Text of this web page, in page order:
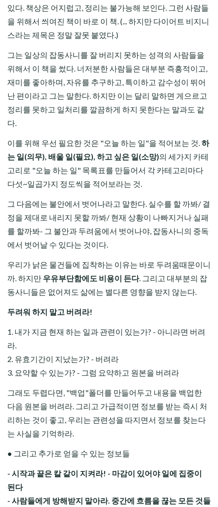
있다. 책상은 어지럽고, 정리는 불가능해 보인다. 그런 사람들
을 위해서 씌여진 책이 바로 이 책. (... 하지만 다이어트 비지니
스라는 제목은 정말 잘못 붙였다.)
그는 일상의 잡동사니를 잘 버리지 못하는 성격의 사람들을
위해서 이 책을 썼다. 너저분한 사람들은 대부분 즉흥적이고,
재미를 좋아하며, 자유를 추구하고, 특이하고 감수성이 뛰어
난 편이라고 그는 말한다. 하지만 이는 달리 말하면 게으르고
정리를 못하고 일처리를 깔끔하게 하지 못한다는 말과도 같
다.
이를 위해 우선 필요한 것은 "오늘 하는 일"을 적어보는 것.하
는 일(의무), 배울 일(필요), 하고 싶은 일(소망)의 세가지 카테
고리로 "오늘 하는 일" 목록표를 만들어서 각 카테고리마다
다섯~일곱가지 정도씩을 적어보라는 것.
그 다음에는 불안에서 벗어나라고 말한다. 실수를 할 까봐/ 결
정을 제대로 내리지 못할 까봐/ 현재 상황이 나빠지거나 실패
를 할까봐- 그 불안과 두려움에서 벗어나야, 잡동사니의 중독
에서 벗어날 수 있다는 것이다.
우리가 낡은 물건들에 집착하는 이유는 바로 두려움때문이니
까. 하지만 우유부단함에도 비용이 든다. 그리고 대부분의 잡
동사니들은 없어져도 삶에는 별다른 영향을 받지 않는다.
두려워 하지 말고 버려라!
1. 내가 지금 현재 하는 일과 관련이 있는가? - 아니라면 버려
라.
2. 유효기간이 지났는가? - 버려라
3. 요약할 수 있는가? - 그럼 요약하고 원본을 버려라
그래도 두렵다면, "백업"폴더를 만들어두고 내용을 백업한
다음 원본을 버려라. 그리고 가급적이면 정보를 받는 즉시 처
리하는 것이 좋고, 우리는 관련성을 따지면서 정보를 찾는다
는 사실을 기억하라.
● 그리고 추가로 얻을 수 있는 정보들
- 시작과 끝은 칼 같이 지켜라! - 마감이 있어야 일에 집중이
된다
- 사람들에게 방해받지 말아라. 중간에 흐름을 끊는 모든 것들